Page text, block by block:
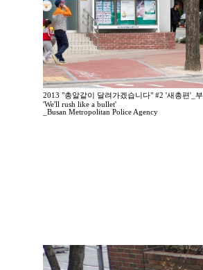
2013 "총알같이 달려가겠습니다" #2 '새총편'_
'We'll rush like a bullet'
_Busan Metropolitan Police Agency